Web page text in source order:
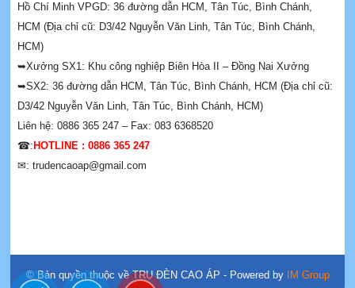
Hồ Chí Minh VPGD: 36 đường dẫn HCM, Tân Túc, Bình Chánh,
HCM (Địa chỉ cũ: D3/42 Nguyễn Văn Linh, Tân Túc, Bình Chánh,
HCM)
➥Xưởng SX1: Khu công nghiệp Biên Hòa II – Đồng Nai Xưởng
➥SX2: 36 đường dẫn HCM, Tân Túc, Bình Chánh, HCM (Địa chỉ cũ:
D3/42 Nguyễn Văn Linh, Tân Túc, Bình Chánh, HCM)
Liên hệ: 0886 365 247 – Fax: 083 6368520
☎: HOTLINE : 0886 365 247
✉: trudencaoap@gmail.com
© Bản quyền thuộc về TRỤ ĐÈN CAO ÁP - Powered by IM Group